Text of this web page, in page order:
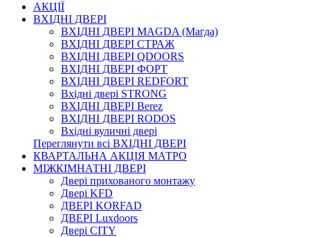
АКЦІЇ
ВХІДНІ ДВЕРІ
ВХІДНІ ДВЕРІ МAGDA (Магда)
ВХІДНІ ДВЕРІ СТРАЖ
ВХІДНІ ДВЕРІ QDOORS
ВХІДНІ ДВЕРІ ФОРТ
ВХІДНІ ДВЕРІ REDFORT
Вхідні двері STRONG
ВХІДНІ ДВЕРІ Berez
ВХІДНІ ДВЕРІ RODOS
Вхідні вуличні двері
Переглянути всі ВХІДНІ ДВЕРІ
КВАРТАЛЬНА АКЦІЯ МАТРО
МІЖКІМНАТНІ ДВЕРІ
Двері прихованого монтажу
Двері KFD
ДВЕРІ KORFAD
ДВЕРІ Luxdoors
Двері CITY